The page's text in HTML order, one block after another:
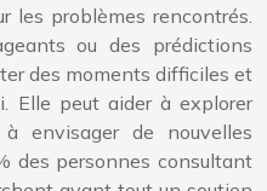
les problèmes rencontrés.
ou des prédictions
des moments difficiles et
Elle peut aider à explorer
envisager de nouvelles
des personnes consultant